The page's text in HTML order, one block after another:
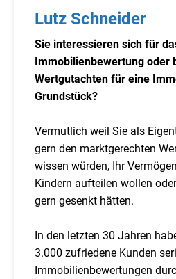
Lutz Schneider
Sie interessieren sich für
Immobilienbewertung oder
Wertgutachten für eine
Grundstück?
Vermutlich weil Sie als
gern den marktgerechten
wissen würden, Ihr
Kindern aufteilen wollen
gern gesenkt hätten.
In den letzten 30 Jahren
3.000 zufriedene Kunden
Immobilienbewertungen